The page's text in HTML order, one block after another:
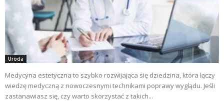
Uroda
Medycyna estetyczna to szybko rozwijająca się dziedzina, która łączy
wiedzę medyczną z nowoczesnymi technikami poprawy wyglądu. Jeśli
zastanawiasz się, czy warto skorzystać z takich...